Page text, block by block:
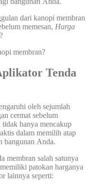
dari kanopi membran
memesan, Harga
membran?
Tenda
oleh sejumlah
cermat sebelum
hanya mencakup
dalam memilih atap
bangunan Anda.
membran salah satunya
patokan harganya
lainnya seperti: